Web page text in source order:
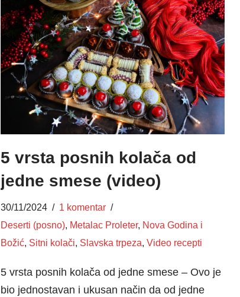
5 vrsta posnih kolača od
jedne smese (video)
30/11/2024
1 komentar
Deserti (posno), Metalac Proleter, Nova Godina i
Božić, Sitni kolači, Slavska trpeza, Video recepti
5 vrsta posnih kolača od jedne smese – Ovo je
bio jednostavan i ukusan način da od jedne